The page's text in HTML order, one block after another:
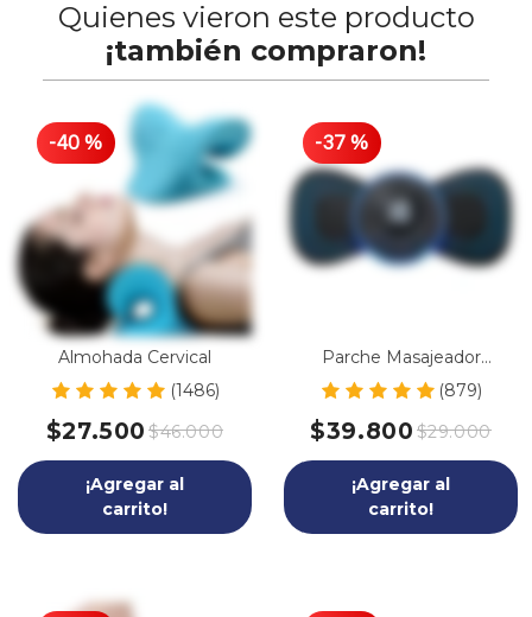
Quienes vieron este producto
¡también compraron!
-40%
Almohada Cervical
(1486)
$27.500 $46.000
¡Agregar al
carrito!
-37%
Parche Masajeador
Multiuso (879)
$39.800 $29.000
¡Agregar al
carrito!